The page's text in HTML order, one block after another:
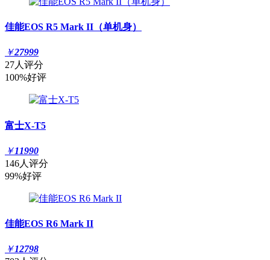
佳能EOS R5 Mark II（单机身）
￥27999
27人评分
100%好评
富士X-T5
￥11990
146人评分
99%好评
佳能EOS R6 Mark II
￥12798